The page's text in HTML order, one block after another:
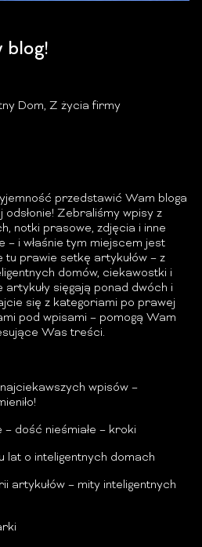
blog!
Dom, Z życia firmy
przedstawić Wam bloga
odsłonie! Zebraliśmy wpisy z
notki prasowe, zdjęcia i inne
– i właśnie tym miejscem jest
tu prawie setkę artykułów – z
domów, ciekawostki i
artykuły sięgają ponad dwóch i
się z kategoriami po prawej
pod wpisami – pomogą Wam
Was treści.
wpisów –
dość nieśmiałe – kroki
lat o inteligentnych domach
artykułów – mity inteligentnych